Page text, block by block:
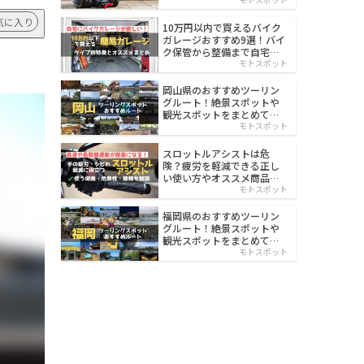
に入り
10万円以内で買えるバイク
ガレージおすすめ9選！バイ
ク保管から整備まで自宅で
モトスポット
岡山県のおすすめツーリン
グルート！絶景スポットや
観光スポットをまとめて紹
モトスポット
スロットルアシストは危
険？疲労を軽減できる正し
い使い方やオススメ商品を
モトスポット
福岡県のおすすめツーリン
グルート！絶景スポットや
観光スポットをまとめて紹
モトスポット